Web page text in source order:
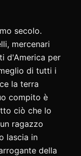
secolo.
mercenari
d'America per
di tutti i
la terra
compito è
ciò che lo
ragazzo
lascia in
della